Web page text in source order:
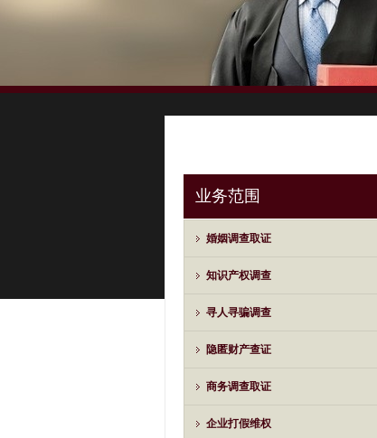
业务范围
婚姻调查取证
知识产权调查
寻人寻骗调查
隐匿财产查证
商务调查取证
企业打假维权